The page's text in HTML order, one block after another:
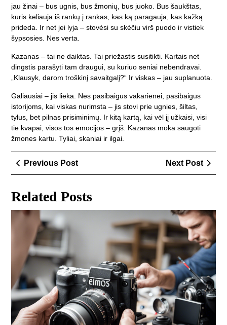
jau žinai – bus ugnis, bus žmonių, bus juoko. Bus šaukštas,
kuris keliauja iš rankų į rankas, kas ką paragauja, kas kažką
prideda. Ir net jei lyja – stovėsi su skėčiu virš puodo ir vistiek
šypsosies. Nes verta.
Kazanas – tai ne daiktas. Tai priežastis susitikti. Kartais net
dingstis parašyti tam draugui, su kuriuo seniai nebendravai.
„Klausyk, darom troškinį savaitgalį?“ Ir viskas – jau suplanuota.
Galiausiai – jis lieka. Nes pasibaigus vakarienei, pasibaigus
istorijoms, kai viskas nurimsta – jis stovi prie ugnies, šiltas,
tylus, bet pilnas prisiminimų. Ir kitą kartą, kai vėl jį užkaisi, visi
tie kvapai, visos tos emocijos – grįš. Kazanas moka saugoti
žmones kartu. Tyliai, skaniai ir ilgai.
Navigacija
tarp
įrašų
Previous PostPrevious
Post
Next Post
Next
Post
Related Posts